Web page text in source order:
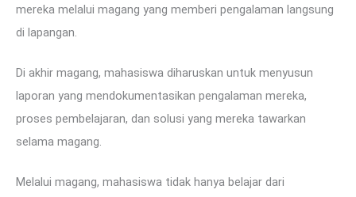
mereka melalui magang yang memberi pengalaman langsung
di lapangan.
Di akhir magang, mahasiswa diharuskan untuk menyusun
laporan yang mendokumentasikan pengalaman mereka,
proses pembelajaran, dan solusi yang mereka tawarkan
selama magang.
Melalui magang, mahasiswa tidak hanya belajar dari